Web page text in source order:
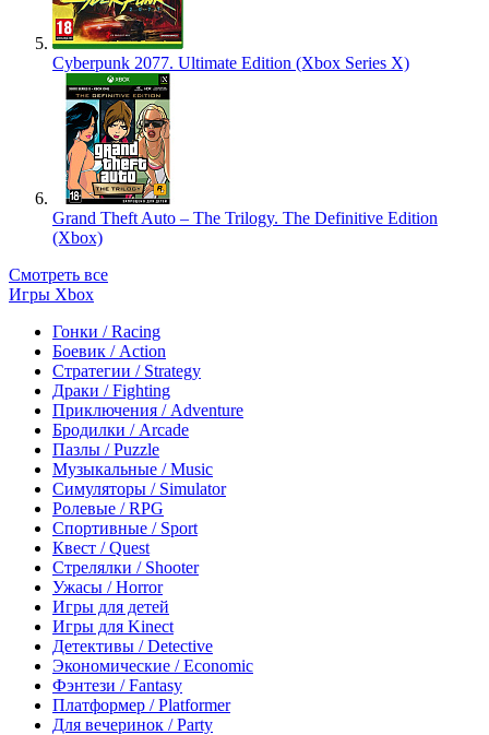
Cyberpunk 2077. Ultimate Edition (Xbox Series X)
Grand Theft Auto – The Trilogy. The Definitive Edition
(Xbox)
Смотреть все
Игры Xbox
Гонки / Racing
Боевик / Action
Стратегии / Strategy
Драки / Fighting
Приключения / Adventure
Бродилки / Arcade
Пазлы / Puzzle
Музыкальные / Music
Симуляторы / Simulator
Ролевые / RPG
Спортивные / Sport
Квест / Quest
Стрелялки / Shooter
Ужасы / Horror
Игры для детей
Игры для Kinect
Детективы / Detective
Экономические / Economic
Фэнтези / Fantasy
Платформер / Platformer
Для вечеринок / Party